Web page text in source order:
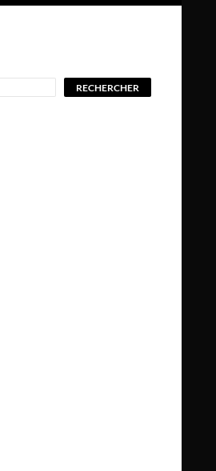
RECHERCHER